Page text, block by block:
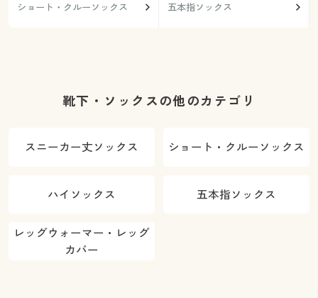
ショート・クルーソックス 五本指ソックス
靴下・ソックスの他のカテゴリ
スニーカー丈ソックス ショート・クルーソックス
ハイソックス 五本指ソックス
レッグウォーマー・レッグ
カバー